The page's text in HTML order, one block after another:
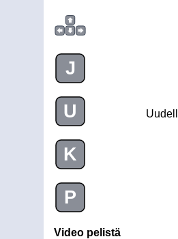
J
U
K
P
Video pelistä